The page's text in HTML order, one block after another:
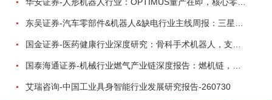
艾瑞咨询-中国工业具身智能行业发展研究报告-260730